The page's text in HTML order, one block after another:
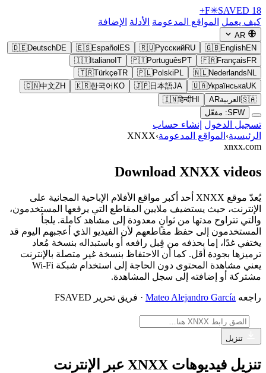
F✳SAVED 18+
كيف يعمل المواقع المدعومة الأدلة الإضافة
AR
🇬🇧EnglishEN
🇷🇺РусскийRU
🇪🇸Español ES
🇩🇪DeutschDE
🇫🇷Français FR
🇵🇹Português PT
🇮🇹Italiano IT
🇳🇱Nederlands NL
🇵🇱Polski PL
🇹🇷TürkçeTR
🇺🇦УкраїнськаUK
🇯🇵日本語JA
🇰🇷한국어 KO
🇨🇳中文ZH
🇸🇦 العربيةAR
🇮🇳हिन्दीHI
SFW: مفعّل
تسجيل الدخول إنشاء حساب
الرئيسية› المواقع المدعومة›
XNXX
xnxx.com
Download XNXX videos
يُعدّ موقع XNXX أحد أكبر مواقع الأفلام الإباحية المجانية على
الإنترنت، حيث يستضيف ملايين المقاطع التي يرفعها المستخدمون،
والتي تتراوح مدتها من ثوانٍ معدودة إلى مشاهد كاملة. يلجأ
المستخدمون إلى حفظ مقاطعهم لأن الفيديو الذي أعجبهم اليوم قد
يختفي غدًا، إما بحذفه من قِبل رافعه أو باستبداله بنسخة مُعاد
ترميزها بجودة أقل. كما أن الاحتفاظ بنسخة غير متصلة بالإنترنت
يعني مشاهدة المحتوى دون الحاجة إلى استخدام شبكة Wi-Fi
مشتركة أو إضافته إلى سجل المشاهدة.
راجعه Mateo Alejandro García · فريق تحرير FSAVED
تنزيل
تنزيل فيديوهات XNXX عبر الإنترنت